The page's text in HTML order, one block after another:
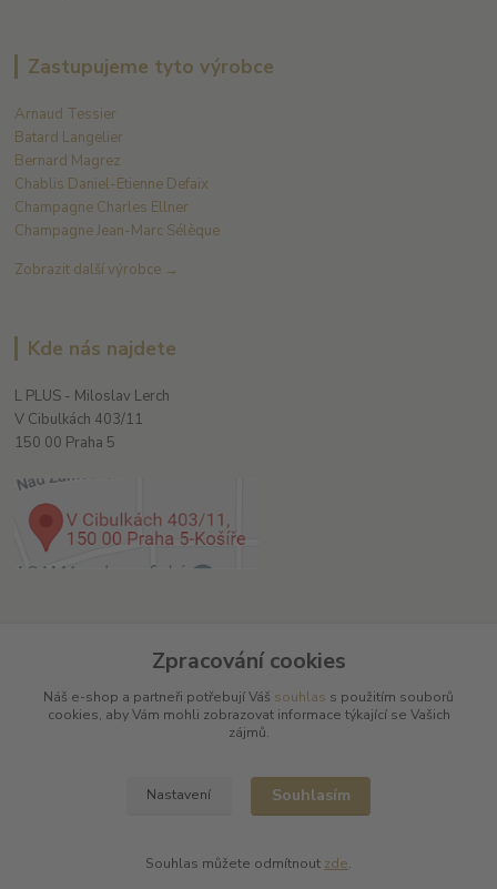
Zastupujeme tyto výrobce
Arnaud Tessier
Batard Langelier
Bernard Magrez
Chablis Daniel-Etienne Defaix
Champagne Charles Ellner
Champagne Jean-Marc Sélèque
Zobrazit další výrobce →
Kde nás najdete
L PLUS - Miloslav Lerch
V Cibulkách 403/11
150 00 Praha 5
+420 608 885 840
Zpracování cookies
Náš e-shop a partneři potřebují Váš souhlas s použitím souborů
cookies, aby Vám mohli zobrazovat informace týkající se Vašich
zájmů.
Nastavení Souhlasím
Souhlas můžete odmítnout zde.